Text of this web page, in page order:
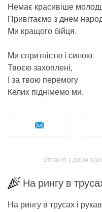
Немає красивіше
Привітаємо з днем
Ми кращого бійця.
Ми спритністю і силою
Твоєю захоплені,
І за твою перемогу
Келих піднімемо ми.
Вітання з днем
На рингу в
На рингу в трусах і